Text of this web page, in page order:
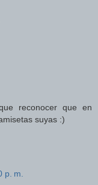
reconocer que en
suyas :)
p. m.